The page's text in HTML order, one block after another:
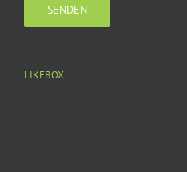
LIKEBOX